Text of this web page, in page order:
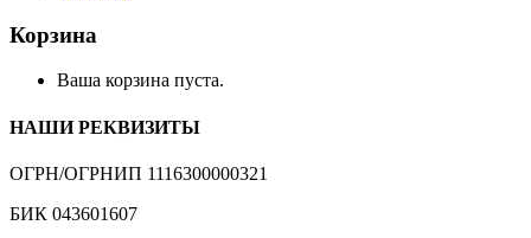
Корзина
Ваша корзина пуста.
НАШИ РЕКВИЗИТЫ
ОГРН/ОГРНИП 1116300000321
БИК 043601607